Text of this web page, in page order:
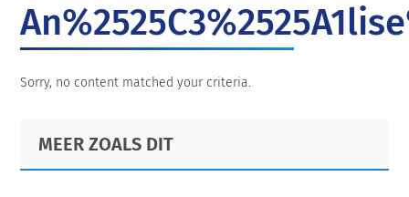
Sorry, no content matched your criteria.
Primary
Sidebar
Footer
MEER ZOALS DIT